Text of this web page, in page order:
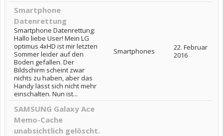
Smartphone
Datenrettung
Smartphone Datenrettung:
Hallo liebe User! Mein LG
optimus 4xHD ist mir letzten
Sommer leider auf den
Boden gefallen. Der
Bildschirm scheint zwar
nichts zu haben, aber das
Handy lässt sich nicht mehr
einschalten. Nun ist...
Smartphones
22. Februar
2016
SAMSUNG Galaxy Ace
Memo-Cache
unabsichtlich gelöscht.